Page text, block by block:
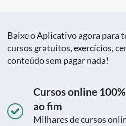
Baixe o Aplicativo agora para
cursos gratuitos, exercícios,
conteúdo sem pagar nada!
Cursos online
ao fim
Milhares de cursos